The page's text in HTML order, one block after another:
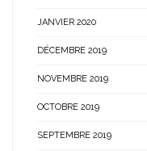
JANVIER 2020
DÉCEMBRE 2019
NOVEMBRE 2019
OCTOBRE 2019
SEPTEMBRE 2019